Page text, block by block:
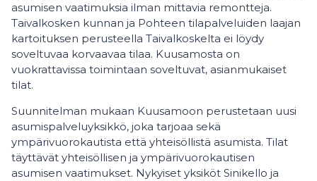
asumisen vaatimuksia ilman mittavia remontteja.
Taivalkosken kunnan ja Pohteen tilapalveluiden laajan
kartoituksen perusteella Taivalkoskelta ei löydy
soveltuvaa korvaavaa tilaa. Kuusamosta on
vuokrattavissa toimintaan soveltuvat, asianmukaiset
tilat.
Suunnitelman mukaan Kuusamoon perustetaan uusi
asumispalveluyksikkö, joka tarjoaa sekä
ympärivuorokautista että yhteisöllistä asumista. Tilat
täyttävät yhteisöllisen ja ympärivuorokautisen
asumisen vaatimukset. Nykyiset yksiköt Sinikello ja